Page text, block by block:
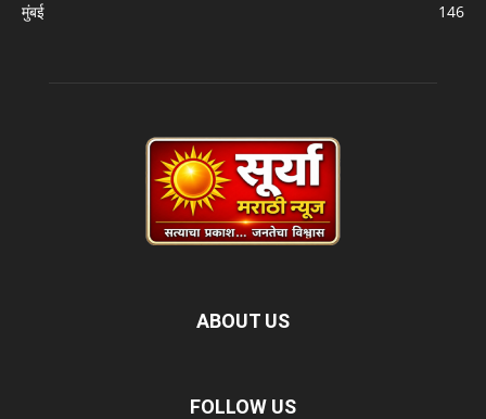
मुंबई
146
ABOUT US
FOLLOW US